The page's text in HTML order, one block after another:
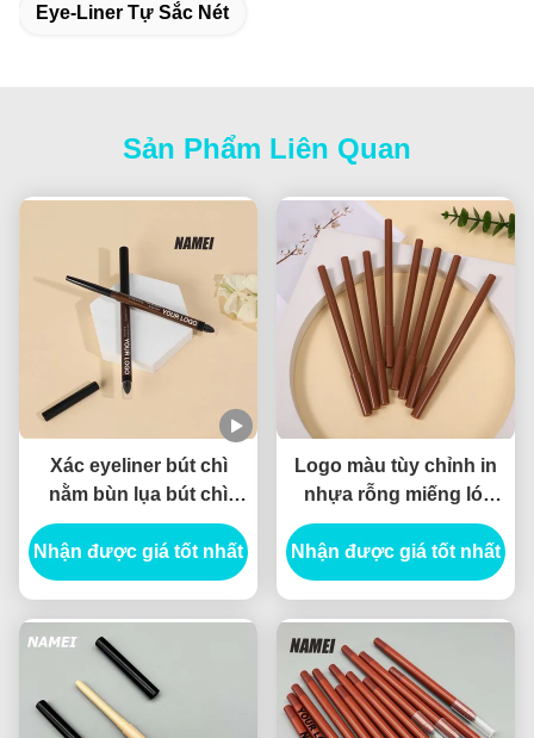
Eye-Liner Tự Sắc Nét
Sản Phẩm Liên Quan
Xác eyeliner bút chì
nằm bùn lụa bút chì
chống nước bền tùy
chỉnh Gel bút chì
eyeliner thùng chứa
Nhận được giá tốt nhất
Logo màu tùy chỉnh in
nhựa rỗng miếng lót
ống gói thùng ống
lipliner mỏng
Nhận được giá tốt nhất